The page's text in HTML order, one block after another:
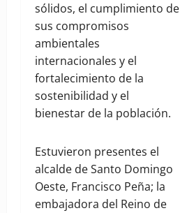
sólidos, el cumplimiento de
sus compromisos
ambientales
internacionales y el
fortalecimiento de la
sostenibilidad y el
bienestar de la población.
Estuvieron presentes el
alcalde de Santo Domingo
Oeste, Francisco Peña; la
embajadora del Reino de